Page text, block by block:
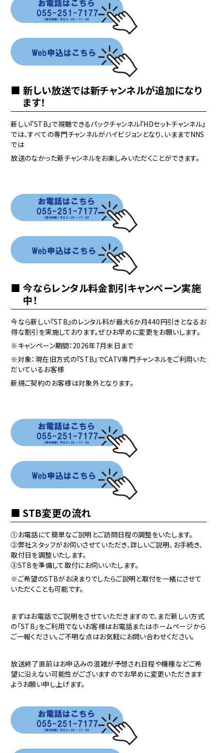
新しい放送では新チャンネルが追加になり
ます！
新しい『STB』で視聴できるパックチャンネル『HDセットチャンネル』
では、すべての専門チャンネルがハイビジョンとなり、いままでNNS
では
放送のなかった新チャンネルをお楽しみいただくことができます。
今ならレンタル料金割引キャンペーン実施
中！
今なら新しい『STB』のレンタル料が最大6か月440円引きとなるお
得な割引を実施しております。ぜひお早めに変更をお願いします。
※キャンペーン期間：2026年7月末日まで
※対象：現在旧方式の『STB』でCATV専門チャンネルをご利用いた
だいているお客様
新規ご契約のお客様は対象外となります。
STB変更の流れ
①お電話にて簡単なご説明とご訪問日程の調整をいたします。
②弊社スタッフがお伺いさせていただき、詳しいご説明、お手続き、
取付日を調整いたします。
③STBを準備して取付にお伺いいたします。
※ご希望のSTBがお決まりでしたらご説明と取付を一緒にさせて
いただくことも可能です。
まずはお電話でご説明をさせていただきますので、まだ新しい方式
の「STB」をご利用でないお客様はお電話またはホームページから
ご一報ください。ご不明な点はお気軽にお問い合わせください。
放送終了直前はお申込みの混雑が予想され日程や機種などご希
望に沿えない可能性がございますのでお早めに変更いただきます
ようお願い申し上げます。